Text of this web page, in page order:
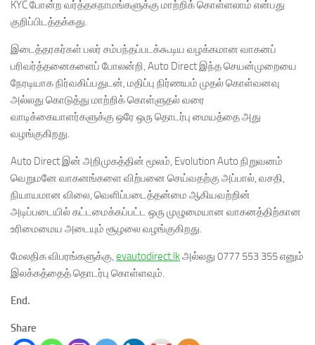
KYC போன்ற வர்த்தகநாமங்களுக்கு மாற்றிக் கொள்ளலாம் என்பது
குறிப்பிடத்தக்கது.
இடைத்தரகர்கள் பலர் சம்பந்தப்படக்கூடிய வழக்கமான வாகனப்
பரிவர்த்தனைகளைப் போலன்றி, Auto Direct இந்த செயன்முறையை
நேரடியாக நிர்வகிப்பதுடன், மதிப்பு நிர்ணயம் முதல் கொள்வனவு
அல்லது கொடுத்து மாற்றிக் கொள்ளுதல் வரை
வாடிக்கையாளர்களுக்கு ஒரே ஒரு தொடர்பு மையத்தை அது
வழங்குகிறது.
Auto Direct இன் அறிமுகத்தின் மூலம், Evolution Auto நிறுவனம்
வெறுமனே வாகனங்களை விற்பனை செய்வதற்கு அப்பால், வசதி,
நியாயமான விலை, வெளிப்படைத்தன்மை ஆகியவற்றின்
அடிப்படையில் கட்டமைக்கப்பட்ட ஒரு முழுமையான வாகனத்திற்கான
உரிமைமைய அடையும் சூழலை வழங்குகிறது.
மேலதிக விபரங்களுக்கு, evautodirect.lkஅல்லது 0777 553 355 எனும்
இலக்கத்தைத் தொடர்பு கொள்ளவும்.
End.
Share